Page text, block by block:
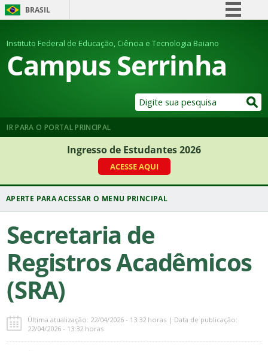
BRASIL
Comunica BR
Participe
Legislação
Instituto Federal de Educação, Ciência e Tecnologia Baiano
Campus Serrinha
IR PARA O PORTAL PRINCIPAL
Ingresso de Estudantes 2026
ACESSE AQUI
Secretaria de
Registros Acadêmicos
(SRA)
Última atualização: 22/04/2026 - 13:32 horas | Data de publicação:
22/04/2026 - 13:32 horas